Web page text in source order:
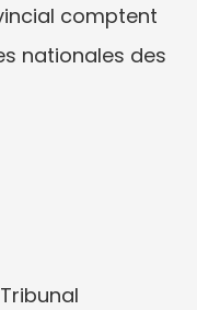
comptent
nationales des